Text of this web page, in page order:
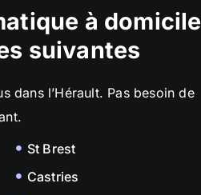
à domicile
suivantes
dans l’Hérault. Pas besoin de
St Brest
Castries